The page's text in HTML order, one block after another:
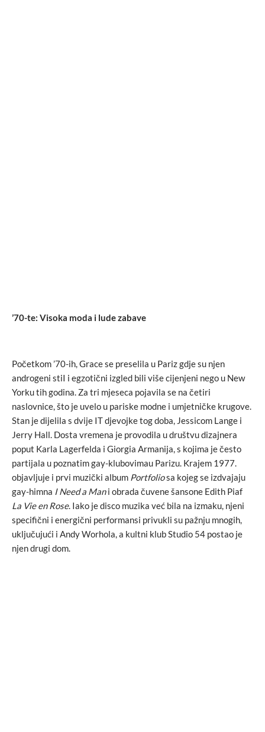
’70-te: Visoka moda i lude zabave
Početkom ’70-ih, Grace se preselila u Pariz gdje su njen
androgeni stiI i egzotični izgled bili više cijenjeni nego u New
Yorku tih godina. Za tri mjeseca pojavila se na četiri
naslovnice, što je uvelo u pariske modne i umjetničke krugove.
Stan je dijelila s dvije IT djevojke tog doba, Jessicom Lange i
Jerry Hall. Dosta vremena je provodila u društvu dizajnera
poput Karla Lagerfelda i Giorgia Armanija, s kojima je često
partijala u poznatim gay-klubovimau Parizu. Krajem 1977.
objavljuje i prvi muzički album Portfoliosa kojeg se izdvajaju
gay-himna I Need a Mani obrada čuvene šansone Edith Piaf
La Vie en Rose. Iako je disco muzika već bila na izmaku, njeni
specifični i energični performansi privukli su pažnju mnogih,
uključujući i Andy Worhola, a kultni klub Studio 54 postao je
njen drugi dom.